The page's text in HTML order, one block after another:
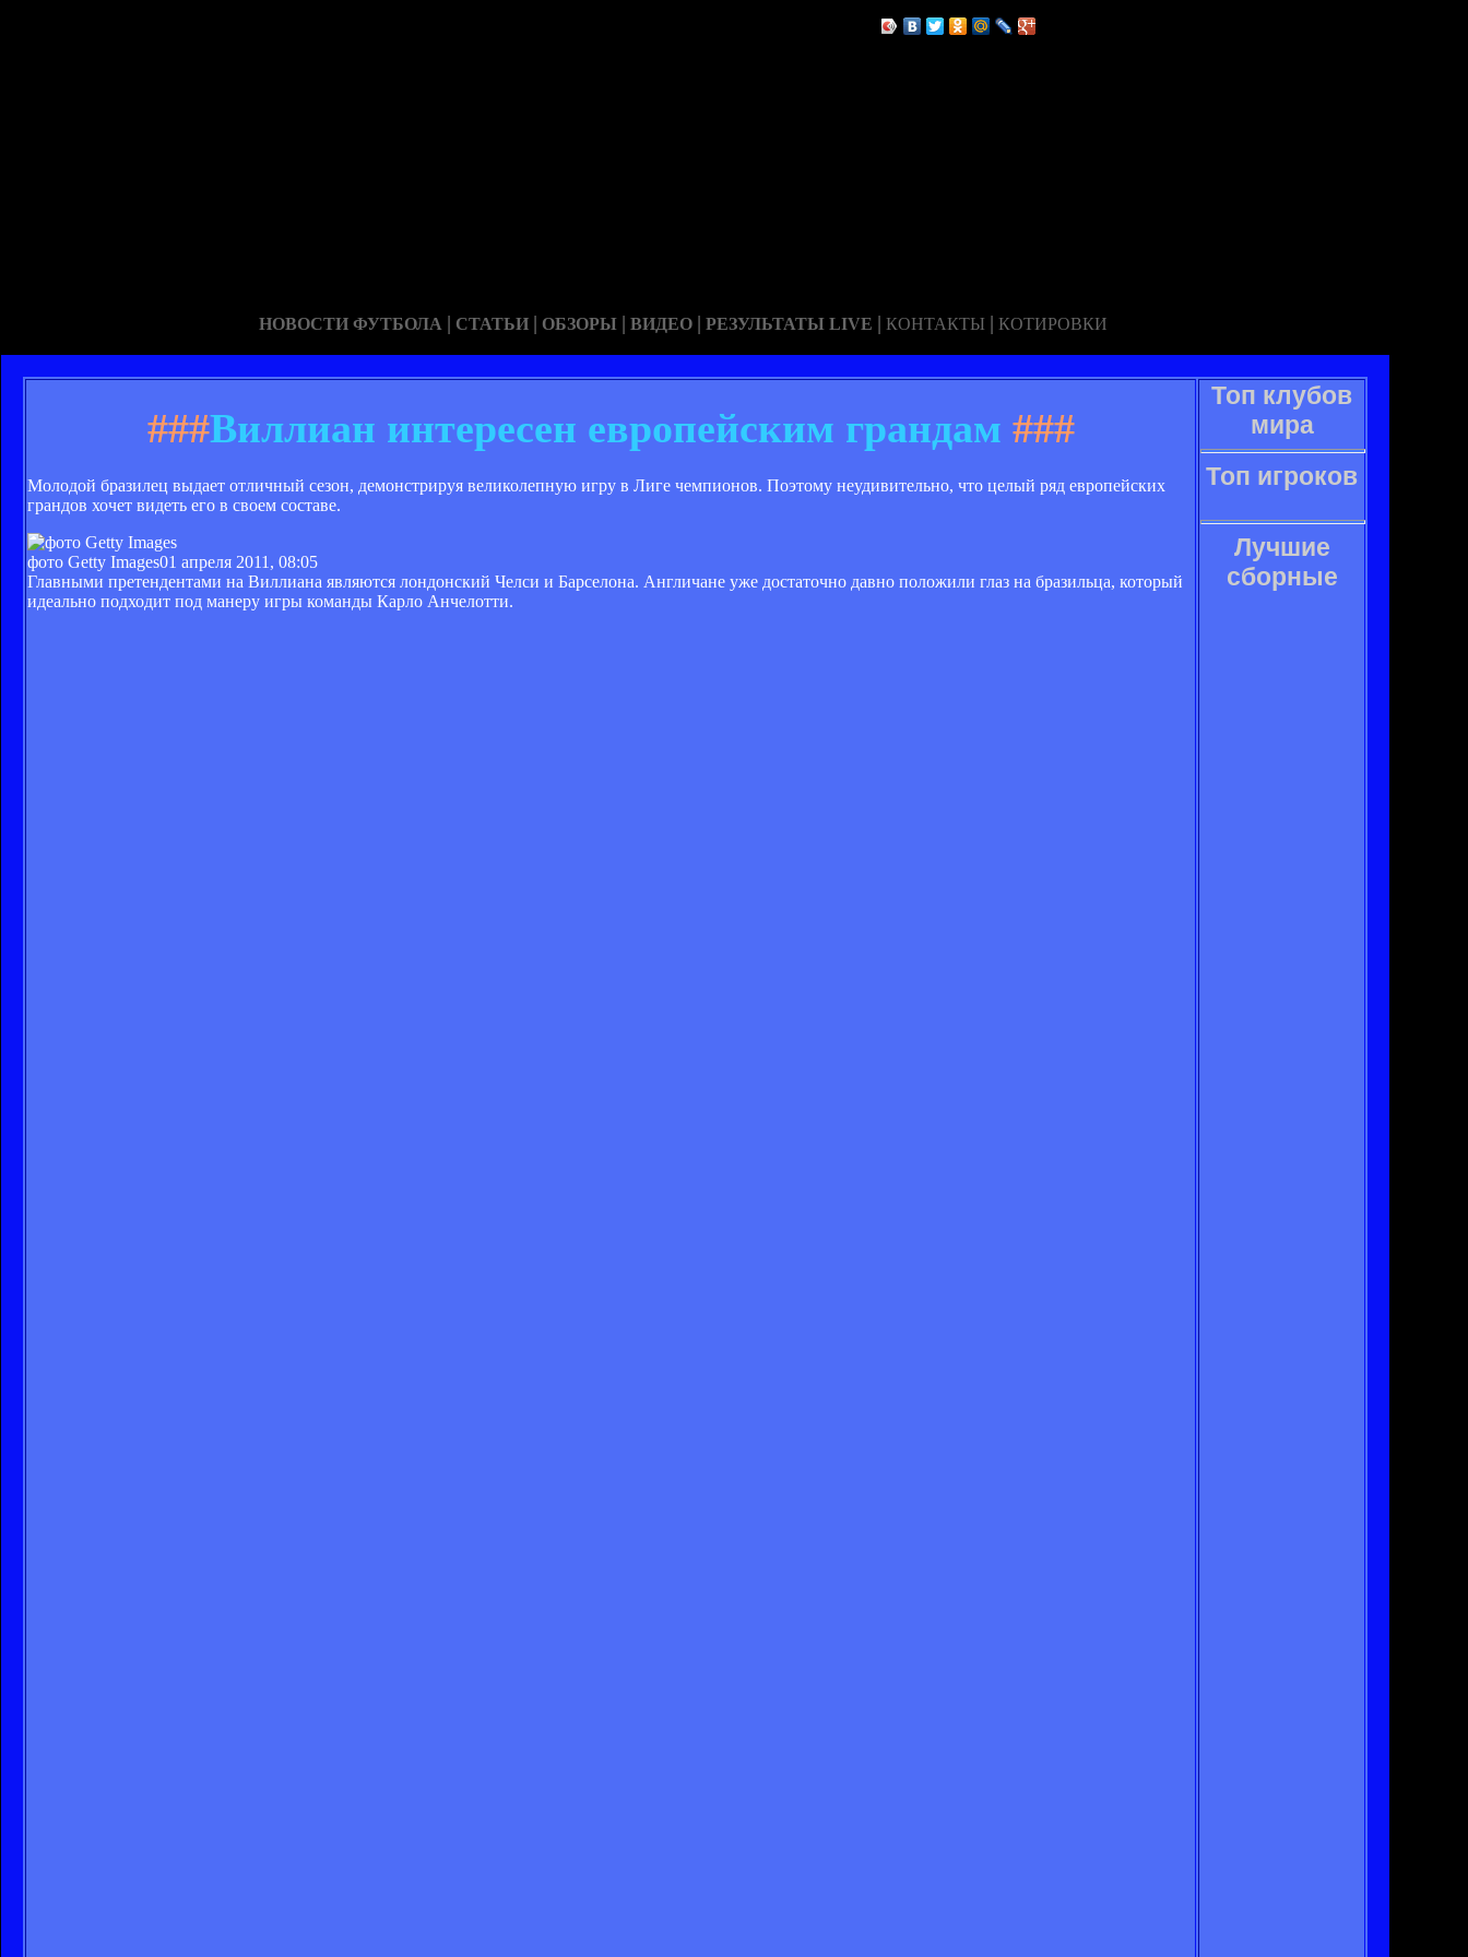
НОВОСТИ ФУТБОЛА | СТАТЬИ | ОБЗОРЫ | ВИДЕО | РЕЗУЛЬТАТЫ LIVE | КОНТАКТЫ | КОТИРОВКИ
###Виллиан интересен европейским грандам ###
Молодой бразилец выдает отличный сезон, демонстрируя великолепную игру в Лиге чемпионов. Поэтому неудивительно, что целый ряд европейских
грандов хочет видеть его в своем составе.
фото Getty Images01 апреля 2011, 08:05
Главными претендентами на Виллиана являются лондонский Челси и Барселона. Англичане уже достаточно давно положили глаз на бразильца, который
идеально подходит под манеру игры команды Карло Анчелотти.
Топ клубов
мира
Топ игроков
Лучшие
сборные